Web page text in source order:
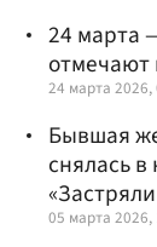
24 марта
отмечают
24 марта 2026,
Бывшая
снялась
05 марта 2026,